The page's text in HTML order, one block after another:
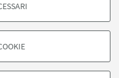
sul sito, per analisi
- Università di
- PI: 01131710376 - CF:
sul sito e accessibilità